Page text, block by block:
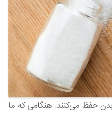
حفظ می‌کنند. هنگامی که ما